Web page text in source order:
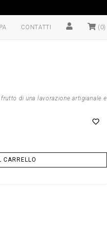
CONTATTI (0)
di una lavorazione artigianale e
CARRELLO